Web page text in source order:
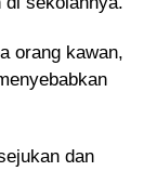
orang kawan,
dan